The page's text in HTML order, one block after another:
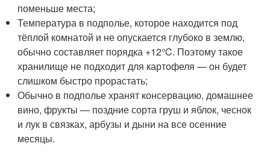
поменьше места;
Температура в подполье, которое находится под
тёплой комнатой и не опускается глубоко в землю,
обычно составляет порядка +12°C. Поэтому такое
хранилище не подходит для картофеля — он будет
слишком быстро прорастать;
Обычно в подполье хранят консервацию, домашнее
вино, фрукты — поздние сорта груш и яблок, чеснок
и лук в связках, арбузы и дыни на все осенние
месяцы.